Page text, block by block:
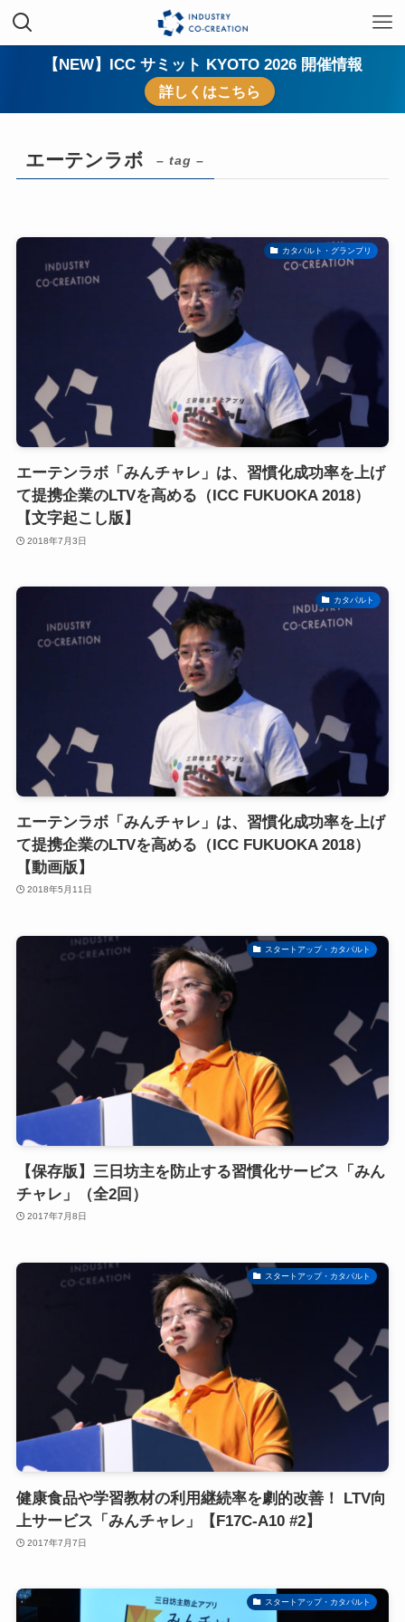
【NEW】ICC サミット KYOTO 2026 開催情報
詳しくはこちら
エーテンラボ – tag –
カタパルト・グランプリ
エーテンラボ「みんチャレ」は、習慣化成功率を上げ
て提携企業のLTVを高める（ICC FUKUOKA 2018）
【文字起こし版】
2018年7月3日
カタパルト
エーテンラボ「みんチャレ」は、習慣化成功率を上げ
て提携企業のLTVを高める（ICC FUKUOKA 2018）
【動画版】
2018年5月11日
スタートアップ・カタパルト
【保存版】三日坊主を防止する習慣化サービス「みん
チャレ」（全2回）
2017年7月8日
スタートアップ・カタパルト
健康食品や学習教材の利用継続率を劇的改善！ LTV向
上サービス「みんチャレ」【F17C-A10 #2】
2017年7月7日
スタートアップ・カタパルト